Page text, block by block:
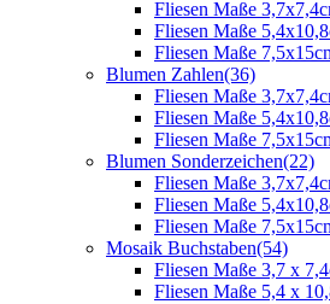
Fliesen Maße
Fliesen Maße
Fliesen Maße
Blumen Zahlen(36)
Fliesen Maße
Fliesen Maße
Fliesen Maße
Blumen Sonderzeichen(22)
Fliesen Maße
Fliesen Maße
Fliesen Maße
Mosaik Buchstaben(54)
Fliesen Maße 3,7 x
Fliesen Maße 5,4 x